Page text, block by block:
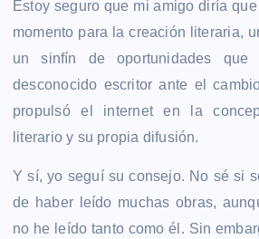
Estoy seguro que mi amigo diría
momento para la creación literaria,
un sinfín de oportunidades que
desconocido escritor ante el
propulsó el internet en la
literario y su propia difusión.
Y sí, yo seguí su consejo. No sé si
de haber leído muchas obras,
no he leído tanto como él. Sin